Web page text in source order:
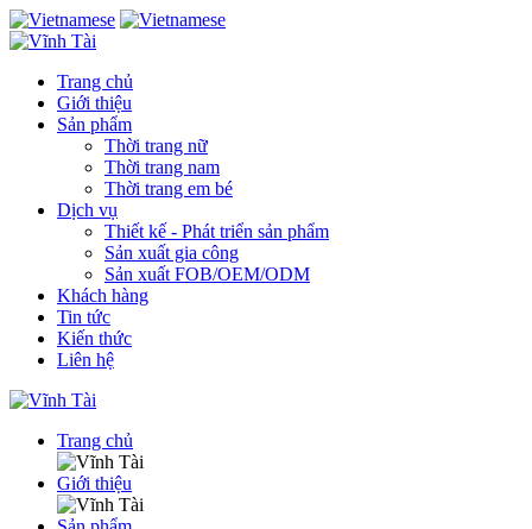
Trang chủ
Giới thiệu
Sản phẩm
Thời trang nữ
Thời trang nam
Thời trang em bé
Dịch vụ
Thiết kế - Phát triển sản phẩm
Sản xuất gia công
Sản xuất FOB/OEM/ODM
Khách hàng
Tin tức
Kiến thức
Liên hệ
Trang chủ
Giới thiệu